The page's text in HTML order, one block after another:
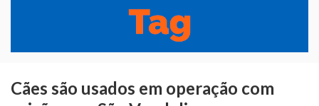
Cães são usados em operação com